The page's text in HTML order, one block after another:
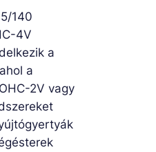
140
4V
a
a
2V vagy